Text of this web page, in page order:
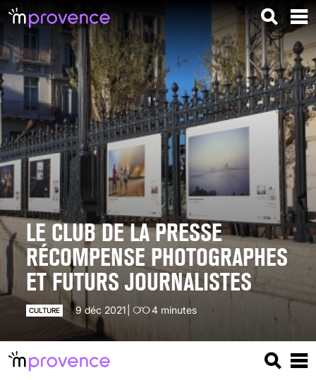
LE CLUB DE LA PRESSE
RÉCOMPENSE PHOTOGRAPHES
ET FUTURS JOURNALISTES
CULTURE 9 déc 2021 4 minutes